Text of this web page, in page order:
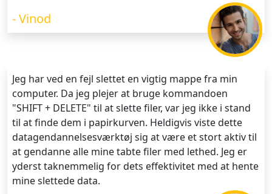
- Vinod
Jeg har ved en fejl slettet en vigtig mappe fra min
computer. Da jeg plejer at bruge kommandoen
"SHIFT + DELETE" til at slette filer, var jeg ikke i stand
til at finde dem i papirkurven. Heldigvis viste dette
datagendannelsesværktøj sig at være et stort aktiv til
at gendanne alle mine tabte filer med lethed. Jeg er
yderst taknemmelig for dets effektivitet med at hente
mine slettede data.